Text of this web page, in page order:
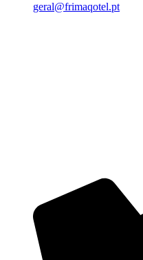
geral@frimaqotel.pt